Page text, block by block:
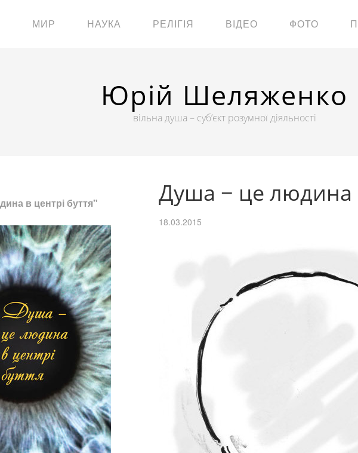
МИР НАУКА РЕЛІГІЯ ВІДЕО ФОТО
Юрій Шеляженко
вільна душа – суб’єкт розумної діяльності
Душа − це людина
18.03.2015
в центрі буття"